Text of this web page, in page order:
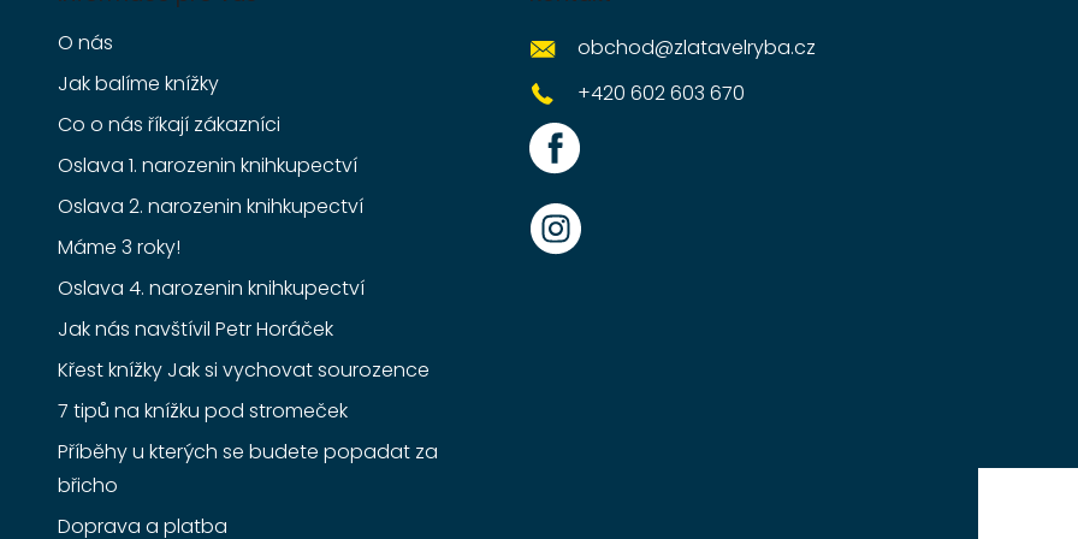
O nás
Jak balíme knížky
Co o nás říkají zákazníci
Oslava 1. narozenin knihkupectví
Oslava 2. narozenin knihkupectví
Máme 3 roky!
Oslava 4. narozenin knihkupectví
Jak nás navštívil Petr Horáček
Křest knížky Jak si vychovat sourozence
7 tipů na knížku pod stromeček
Příběhy u kterých se budete popadat za
břicho
Doprava a platba
obchod@zlatavelryba.cz
+420 602 603 670